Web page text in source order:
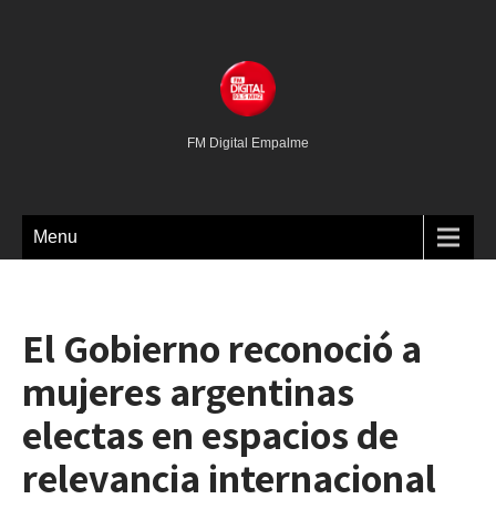
FM Digital Empalme
Menu
El Gobierno reconoció a
mujeres argentinas
electas en espacios de
relevancia internacional